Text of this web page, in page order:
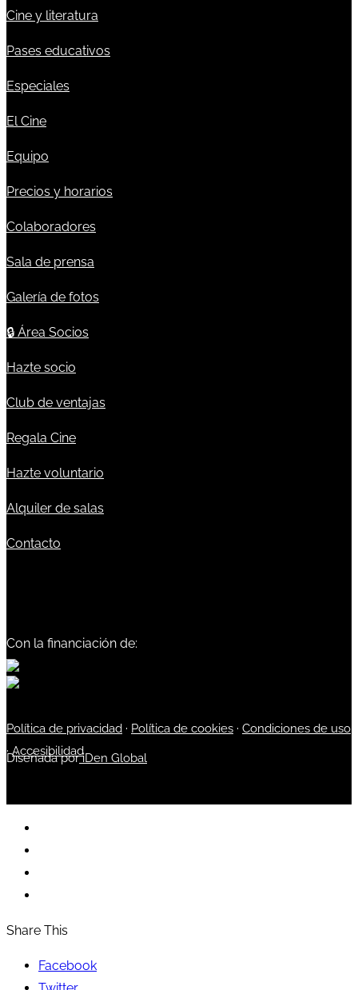
Cine y literatura
Pases educativos
Especiales
El Cine
Equipo
Precios y horarios
Colaboradores
Sala de prensa
Galería de fotos
🔒 Área Socios
Hazte socio
Club de ventajas
Regala Cine
Hazte voluntario
Alquiler de salas
Contacto
Con la financiación de:
Política de privacidad · Política de cookies · Condiciones de uso
·Accesibilidad
Diseñada poriDen Global
Share This
Facebook